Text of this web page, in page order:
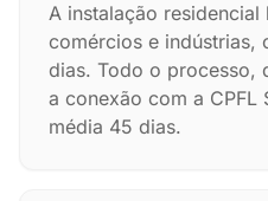
A instalação residencial
comércios e indústrias,
dias. Todo o processo,
a conexão com a CPFL
média 45 dias.